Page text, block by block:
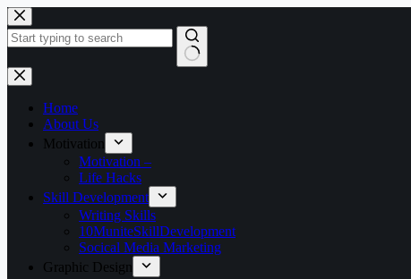
Skip
to
content
No
results
Home
About Us
Motivation
Motivation –
Life Hacks
Skill Development
Writing Skills
10MuniteSkillDevelopment
Socical Media Marketing
Graphic Design